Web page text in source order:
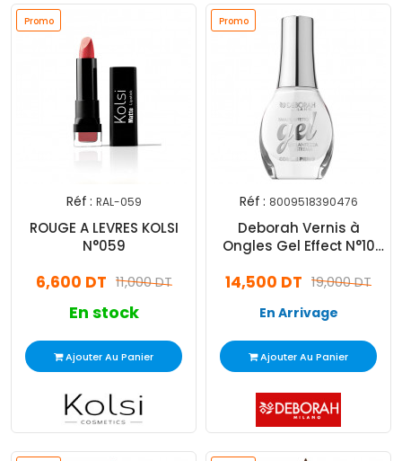
Promo
Réf : RAL-059
ROUGE A LEVRES KOLSI
N°059
11,000 DT
6,600 DT
En stock
Ajouter Au Panier
Promo
Réf : 8009518390476
Deborah Vernis à
Ongles Gel Effect N°10
19,000 DT
14,500 DT
En Arrivage
Ajouter Au Panier